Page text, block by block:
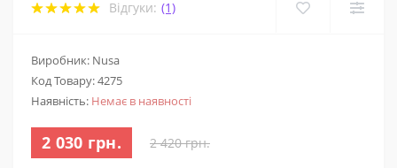
Відгуки: (1)
Виробник: Nusa
Код Товару:4275
Наявність: Немає в наявності
2 030 грн. 2 420 грн.